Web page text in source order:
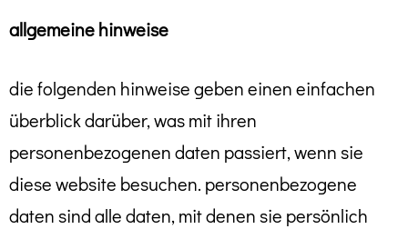
allgemeine hinweise
die folgenden hinweise geben einen einfachen
überblick darüber, was mit ihren
personenbezogenen daten passiert, wenn sie
diese website besuchen. personenbezogene
daten sind alle daten, mit denen sie persönlich